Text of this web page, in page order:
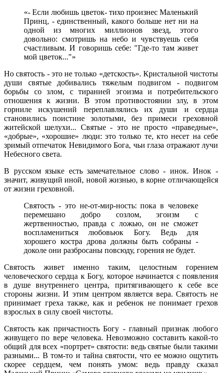
«- Если любишь цветок- тихо произнес Маленький
Принц, - единственный, какого больше нет ни на
одной из многих миллионов звезд, этого
довольно: смотришь на небо и чувствуешь себя
счастливым. И говоришь себе: "Где-то там живет
мой цветок..."»
Но святость - это не только «детскость». Кристальной чистоты
души святые добивались тяжелым подвигом - подвигом
борьбы со злом, с тиранией эгоизма и потребительского
отношения к жизни. В этом противостоянии злу, в этом
горниле искушений переплавлялись их души и сердца
становились поистине золотыми, без примеси греховной
житейской шелухи... Святые - это не просто «праведные»,
«добрые», «хорошие» люди: это только те, кто несет на себе
зримый отпечаток Невидимого Бога, чьи глаза отражают лучи
Небесного света.
В русском языке есть замечательное слово - инок. Инок -
значит, живущий иной, новой жизнью, в корне отличающейся
от жизни греховной.
Святость - это не-от-мир-ность: пока в человеке
перемешано добро созлом, эгоизм с
жертвенностью, правда с ложью, он не сможет
воспламениться любовьюк Богу. Ведь для
хорошего костра дрова должны быть собраны -
доколе они разбросаны повсюду, горения не будет.
Святость живет именно таким, целостным горением
человеческого сердца к Богу, которое начинается с появления
в душе внутреннего центра, притягивающего к себе все
стороны жизни. И этим центром является вера. Святость не
принимает греха также, как и ребенок не понимает грехов
взрослых в силу своей чистоты.
Святость как причастность Богу - главный признак любого
живущего по вере человека. Невозможно составить какой-то
общий для всех «портрет» святости: ведь святые были такими
разными... В том-то и тайна святости, что ее можно ощутить
скорее сердцем, чем понять умом: ведь правду сказал